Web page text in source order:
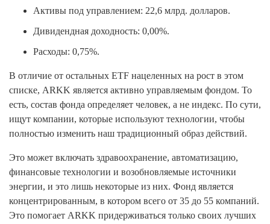
Активы под управлением: 22,6 млрд. долларов.
Дивидендная доходность: 0,00%.
Расходы: 0,75%.
В отличие от остальных ETF нацеленных на рост в этом
списке, ARKK является активно управляемым фондом. То
есть, состав фонда определяет человек, а не индекс. По сути,
ищут компании, которые используют технологии, чтобы
полностью изменить наш традиционный образ действий.
Это может включать здравоохранение, автоматизацию,
финансовые технологии и возобновляемые источники
энергии, и это лишь некоторые из них. Фонд является
концентрированным, в котором всего от 35 до 55 компаний.
Это помогает ARKK придерживаться только своих лучших